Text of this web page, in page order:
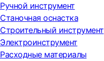
Ручной инструмент
Станочная оснастка
Строительный инструмент
Электроинструмент
Расходные материалы